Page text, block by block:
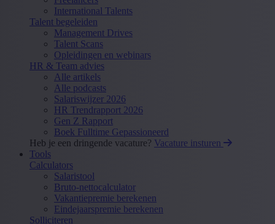
International Talents
Talent begeleiden
Management Drives
Talent Scans
Opleidingen en webinars
HR & Team advies
Alle artikels
Alle podcasts
Salariswijzer 2026
HR Trendrapport 2026
Gen Z Rapport
Boek Fulltime Gepassioneerd
Heb je een dringende vacature? Vacature insturen
Tools
Calculators
Salaristool
Bruto-nettocalculator
Vakantiepremie berekenen
Eindejaarspremie berekenen
Solliciteren